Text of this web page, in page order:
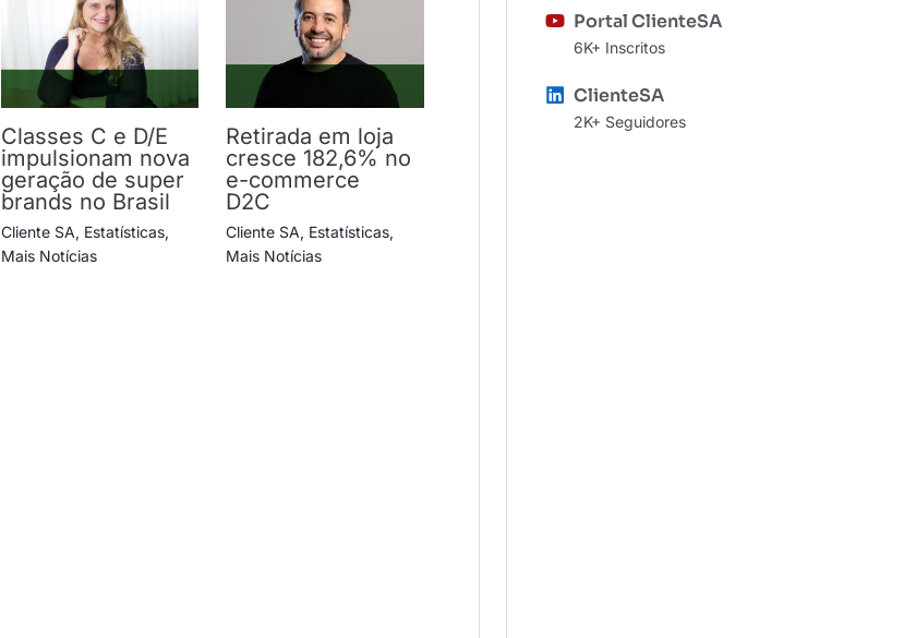
Classes C e D/E
impulsionam nova
geração de super
brands no Brasil
Cliente SA, Estatísticas,
Mais Notícias
Retirada em loja
cresce 182,6% no
e-commerce
D2C
Cliente SA, Estatísticas,
Mais Notícias
Portal ClienteSA
6K+ Inscritos
ClienteSA
2K+ Seguidores